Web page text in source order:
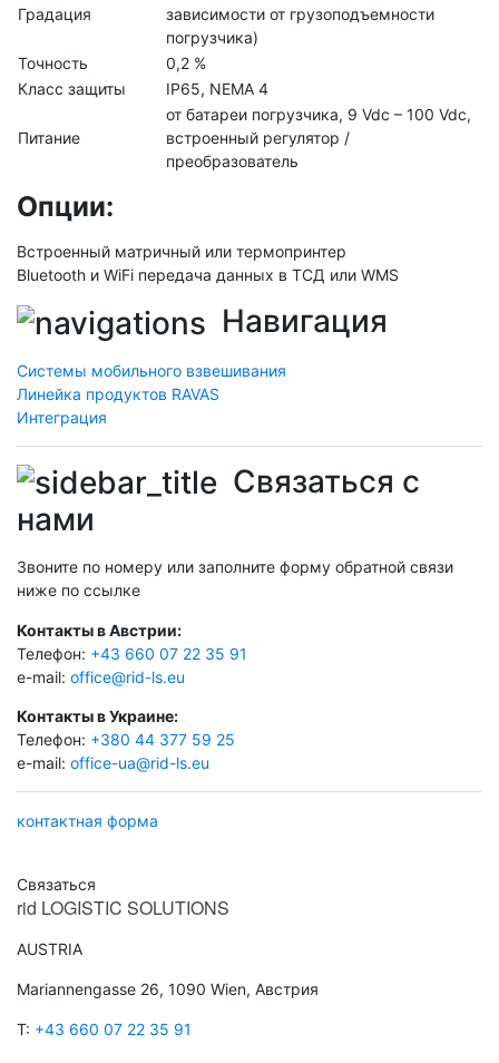
Навигация
Системы мобильного взвешивания
Линейка продуктов RAVAS
Интеграция
Связаться с
нами
Звоните по номеру или заполните форму обратной связи
ниже по ссылке
Контакты в Австрии:
Телефон: +43 660 07 22 35 91
e-mail: office@rid-ls.eu
Контакты в Украине:
Телефон: +380 44 377 59 25
e-mail: office-ua@rid-ls.eu
контактная форма
Градация
зависимости от грузоподъемности
погрузчика)
Точность
0,2 %
Класс защиты
IP65, NEMA 4
Питание
от батареи погрузчика, 9 Vdc – 100 Vdc,
встроенный регулятор /
преобразователь
Опции:
Встроенный матричный или термопринтер
Bluetooth и WiFi передача данных в ТСД или WMS
Связаться
rid LOGISTIC SOLUTIONS
AUSTRIA
Mariannengasse 26, 1090 Wien, Австрия
T: +43 660 07 22 35 91